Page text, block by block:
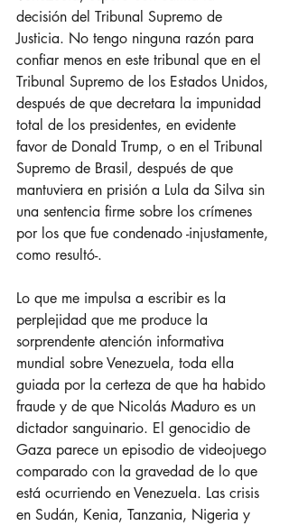
decisión del Tribunal Supremo de
Justicia. No tengo ninguna razón para
confiar menos en este tribunal que en el
Tribunal Supremo de los Estados Unidos,
después de que decretara la impunidad
total de los presidentes, en evidente
favor de Donald Trump, o en el Tribunal
Supremo de Brasil, después de que
mantuviera en prisión a Lula da Silva sin
una sentencia firme sobre los crímenes
por los que fue condenado -injustamente,
como resultó-.
Lo que me impulsa a escribir es la
perplejidad que me produce la
sorprendente atención informativa
mundial sobre Venezuela, toda ella
guiada por la certeza de que ha habido
fraude y de que Nicolás Maduro es un
dictador sanguinario. El genocidio de
Gaza parece un episodio de videojuego
comparado con la gravedad de lo que
está ocurriendo en Venezuela. Las crisis
en Sudán, Kenia, Tanzania, Nigeria y